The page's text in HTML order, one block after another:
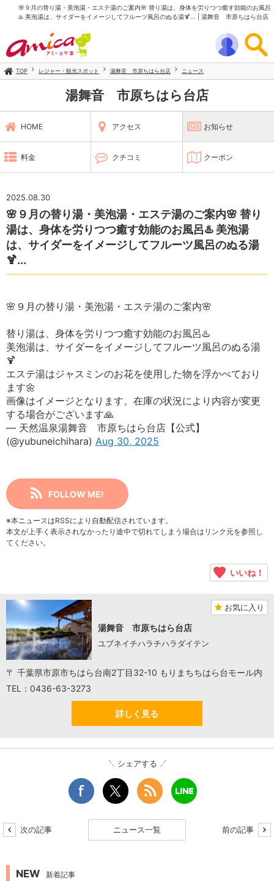
🌸９月の替り湯・美泡湯・エステ湯のご案内🌸 替り湯は、身体を労りつつ癒す効能のお風呂
♨️ 美泡湯は、サイダーをイメージしてフルーツ風呂のぬる湯🍹... | 湯舞音 市原ちはら台店
TOP レジャー・観光スポット 湯舞音 市原ちはら台店 ニュース
湯舞音 市原ちはら台店
HOME アクセス お知らせ
料金 クチコミ クーポン
2025.08.30
🌸９月の替り湯・美泡湯・エステ湯のご案内🌸 替り
湯は、身体を労りつつ癒す効能のお風呂♨️ 美泡湯
は、サイダーをイメージしてフルーツ風呂のぬる湯
🍹...
🌸９月の替り湯・美泡湯・エステ湯のご案内🌸
替り湯は、身体を労りつつ癒す効能のお風呂♨️
美泡湯は、サイダーをイメージしてフルーツ風呂のぬる湯
🍹
エステ湯はジャスミンのお花を使用した物を浮かべており
ます🌼
画像はイメージとなります。在庫の状況により内容が変更
する場合がございます🙏
— 天然温泉湯舞音 市原ちはら台店【公式】
(@yubuneichihara) Aug 30, 2025
FOLLOW ME!
※本ニュースはRSSにより自動配信されています。
本文が上手く表示されなかったり途中で切れてしまう場合はリンク元を参照し
てください。
いいね！
お気に入り
湯舞音 市原ちはら台店
ユブネイチハラチハラダイテン
〒 千葉県市原市ちはら台南2丁目32-10 もりまちちはら台モール内
TEL：0436-63-3273
詳しく見る
シェアする
次の記事 ニュース一覧 前の記事
NEW 新着記事